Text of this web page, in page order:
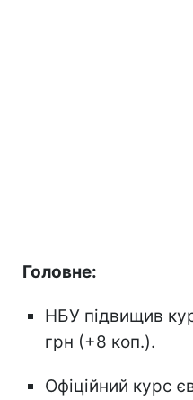
Головне:
НБУ підвищив
грн (+8 коп.).
Офіційний курс